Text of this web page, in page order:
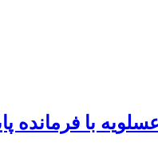
با فرمانده